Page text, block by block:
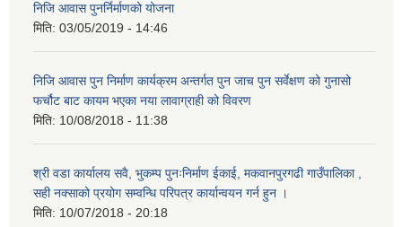
निजि आवास पुनर्निर्माणको योजना
मिति: 03/05/2019 - 14:46
निजि आवास पुन निर्माण कार्यक्रम अन्तर्गत पुन जाच पुन सर्वेक्षण को गुनासो
फर्चौट बाट कायम भएका नया लावाग्राही को विवरण
मिति: 10/08/2018 - 11:38
श्री वडा कार्यालय सवै, भुकम्प पुनःनिर्माण ईकाई, मकवानपुरगढी गाउँपालिका ,
सही नक्साको प्रयोग सम्वन्धि परिपत्र कार्यान्वयन गर्न हुन ।
मिति: 10/07/2018 - 20:18